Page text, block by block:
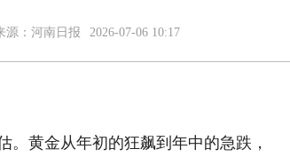
源： 河南日报 2026-07-06 10:17
黄金从年初的狂飙到年中的急跌，